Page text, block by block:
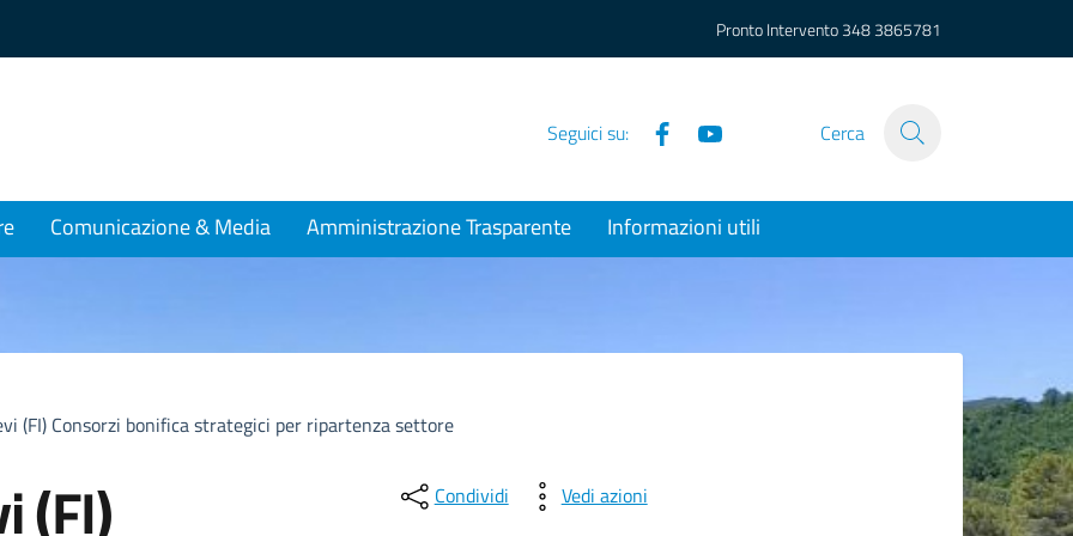
Pronto Intervento348 3865781
Seguici su: Facebook Cerca
Comunicazione & Media Amministrazione Trasparente Informazioni utili
(FI) Consorzi bonifica strategici per ripartenza settore
(FI) Condividi Vedi azioni